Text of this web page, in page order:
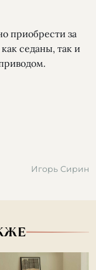
приобрести за
седаны, так и
Игорь Сирин